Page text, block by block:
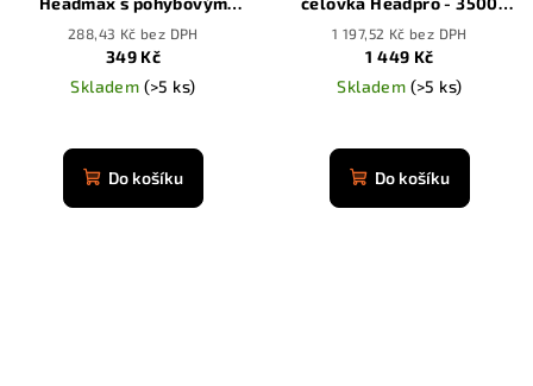
senzorem
288,43 Kč bez DPH
349 Kč
Skladem (>5 ks)
hodnocení
produktu
Do košíku
mAh
1 197,52 Kč bez DPH
1 449 Kč
Skladem (>5 ks)
hodnocení
produktu
Do košíku